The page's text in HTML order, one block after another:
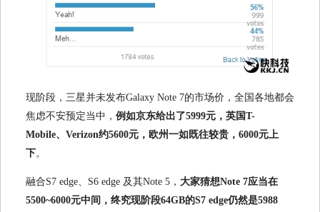
现阶段，三星并未发布Galaxy Note 7的市场价，全国各地都会
焦虑不安预定当中， 例如京东给出了5999元，英国T-
Mobile、Verizon约5600元，欧州一如既往较贵，6000元上
下。
融合S7 edge、S6 edge 及其Note 5， 大家猜想Note 7应当在
5500~6000元中间，终究现阶段64GB的S7 edge仍然是5988